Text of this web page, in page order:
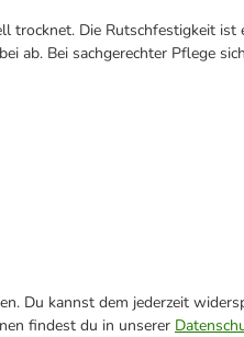
trocknet. Die Rutschfestigkeit
ab. Bei sachgerechter Pflege
Du kannst dem jederzeit
findest du in unserer